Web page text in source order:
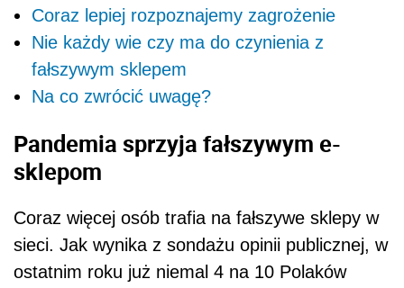
Coraz lepiej rozpoznajemy zagrożenie
Nie każdy wie czy ma do czynienia z
fałszywym sklepem
Na co zwrócić uwagę?
Pandemia sprzyja fałszywym e-
sklepom
Coraz więcej osób trafia na fałszywe sklepy w
sieci. Jak wynika z sondażu opinii publicznej, w
ostatnim roku już niemal 4 na 10 Polaków